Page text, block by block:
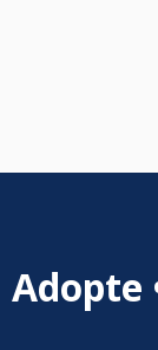
Adopte